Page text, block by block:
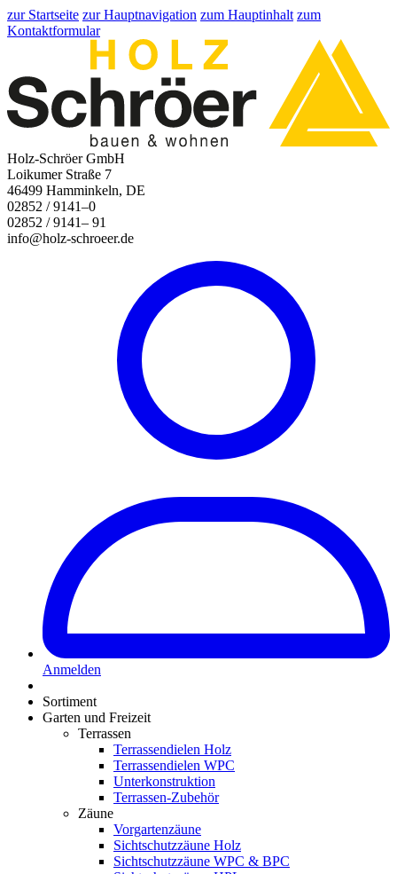
zur Startseite zur Hauptnavigation zum Hauptinhalt zum
Kontaktformular
Holz-Schröer GmbH
Loikumer Straße 7
46499 Hamminkeln, DE
02852 / 9141–0
02852 / 9141– 91
info@holz-schroeer.de
Anmelden
Sortiment
Garten und Freizeit
Terrassen
Terrassendielen Holz
Terrassendielen WPC
Unterkonstruktion
Terrassen-Zubehör
Zäune
Vorgartenzäune
Sichtschutzzäune Holz
Sichtschutzzäune WPC & BPC